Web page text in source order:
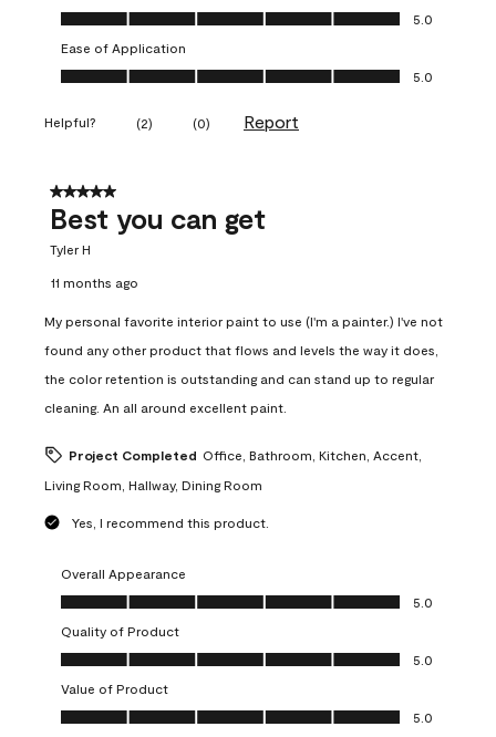
Value of Product, 5.0 out of 5
5.0
Ease of Application
Ease of Application, 5.0 out of 5
5.0
Helpful? (2) (0) Report
5 out of 5 stars.
Best you can get
Tyler H
11 months ago
My personal favorite interior paint to use (I'm a painter.) I've not
found any other product that flows and levels the way it does,
the color retention is outstanding and can stand up to regular
cleaning. An all around excellent paint.
Project Completed Office, Bathroom, Kitchen, Accent,
Living Room, Hallway, Dining Room
Yes, I recommend this product.
Overall Appearance
Overall Appearance, 5.0 out of 5
5.0
Quality of Product
Quality of Product, 5.0 out of 5
5.0
Value of Product
Value of Product, 5.0 out of 5
5.0